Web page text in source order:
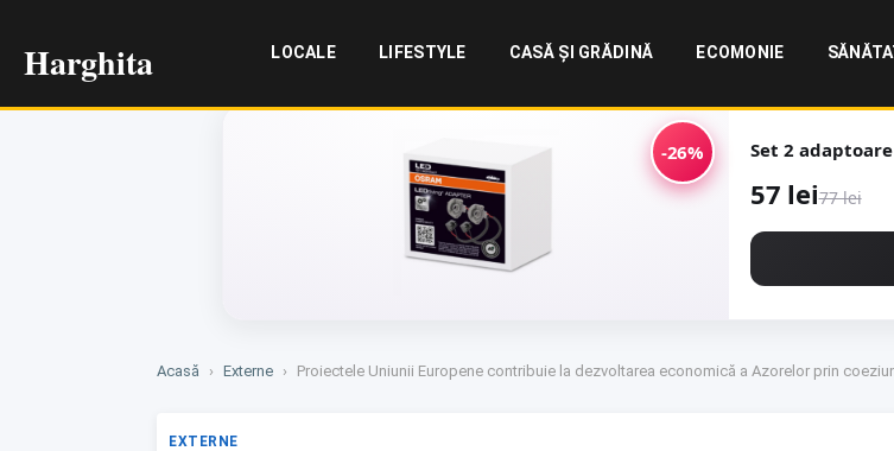
Harghita LOCALE LIFESTYLE CASĂ ȘI GRĂDINĂ ECOMONIE
-26% Set 2
57 lei77 lei
Acasă › Externe › Proiectele Uniunii Europene contribuie la dezvoltarea economică a Azorelor prin
EXTERNE